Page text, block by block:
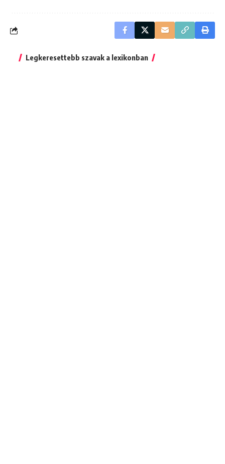
Legkeresettebb szavak a lexikonban